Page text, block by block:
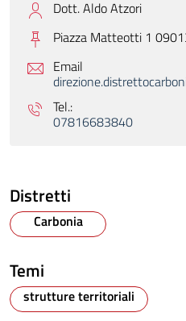
Dott. Aldo Atzori
Piazza Matteotti 1
Email
Tel.:
07816683840
Distretti
Carbonia
Temi
strutture territoriali